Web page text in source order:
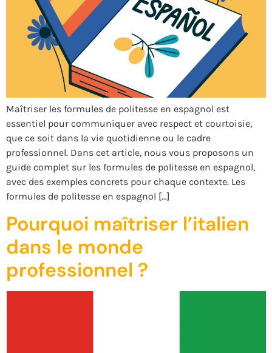
Maîtriser les formules de politesse en espagnol est
essentiel pour communiquer avec respect et courtoisie,
que ce soit dans la vie quotidienne ou le cadre
professionnel. Dans cet article, nous vous proposons un
guide complet sur les formules de politesse en espagnol,
avec des exemples concrets pour chaque contexte. Les
formules de politesse en espagnol […]
Pourquoi maîtriser l’italien
dans le monde
professionnel ?